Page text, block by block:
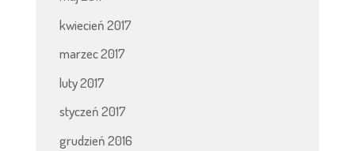
kwiecień 2017
marzec 2017
luty 2017
styczeń 2017
grudzień 2016